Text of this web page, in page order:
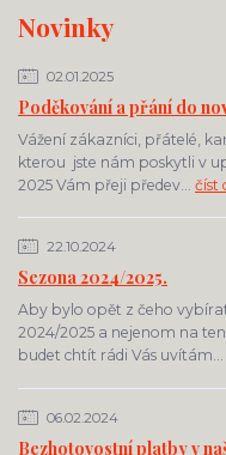
Novinky
02.01.2025
Poděkování a přání do
Vážení zákazníci, přátelé,
kterou jste nám poskytli v
2025 Vám přeji předev... číst
22.10.2024
Sezona 2024/2025.
Aby bylo opět z čeho
2024/2025 a nejenom na
budet chtít rádi Vás uvítám...
06.02.2024
Bezhotovostní platby v